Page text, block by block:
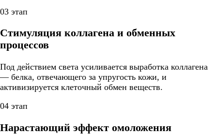
03 этап
Стимуляция коллагена и обменных
процессов
Под действием света усиливается выработка коллагена
— белка, отвечающего за упругость кожи, и
активизируется клеточный обмен веществ.
04 этап
Нарастающий эффект омоложения